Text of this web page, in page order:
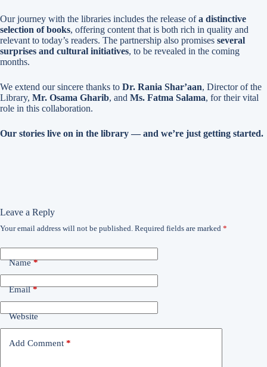
Our journey with the libraries includes the release ofa distinctive
selection of books, offering content that is both rich in quality and
relevant to today’s readers. The partnership also promises several
surprises and cultural initiatives, to be revealed in the coming
months.
We extend our sincere thanks to Dr. Rania Shar’aan, Director of the
Library, Mr. Osama Gharib, and Ms. Fatma Salama, for their vital
role in this collaboration.
Our stories live on in the library — and we’re just getting started.
Leave a Reply
Your email address will not be published. Required fields are marked *
Name*
Email*
Website
Add Comment *